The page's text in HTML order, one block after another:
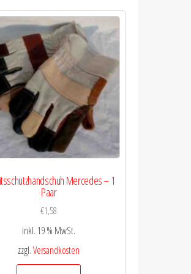
Mercedes – 1
Paar
€1,58
inkl. 19 % MwSt.
zzgl.Versandkosten